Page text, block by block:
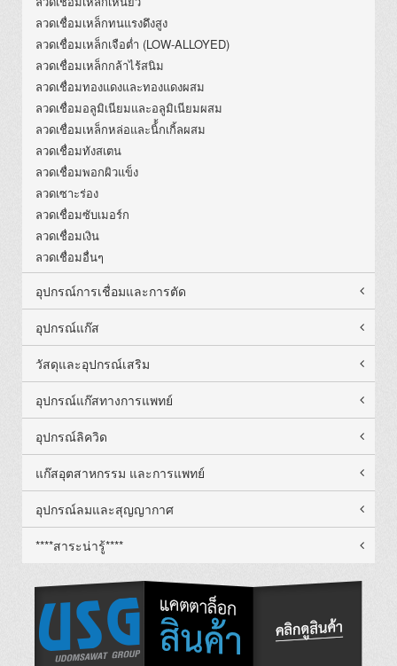
ลวดเชื่อมเหล็กทนแรงดึงสูง
ลวดเชื่อมเหล็กเจือต่ำ (LOW-ALLOYED)
ลวดเชื่อมเหล็กกล้าไร้สนิม
ลวดเชื่อมทองแดงและทองแดงผสม
ลวดเชื่อมอลูมิเนียมและอลูมิเนียมผสม
ลวดเชื่อมเหล็กหล่อและนิ้้กเกิ้ลผสม
ลวดเชื่อมทังสเตน
ลวดเชื่อมพอกผิวแข็ง
ลวดเซาะร่อง
ลวดเชื่อมซับเมอร์ก
ลวดเชื่อมเงิน
ลวดเชื่อมอื่นๆ
อุปกรณ์การเชื่อมและการตัด
อุปกรณ์แก๊ส
วัสดุและอุปกรณ์เสริม
อุปกรณ์แก๊สทางการแพทย์
อุปกรณ์ลิควิด
แก๊สอุตสาหกรรม และการแพทย์
อุปกรณ์ลมและสุญญากาศ
****สาระน่ารู้****